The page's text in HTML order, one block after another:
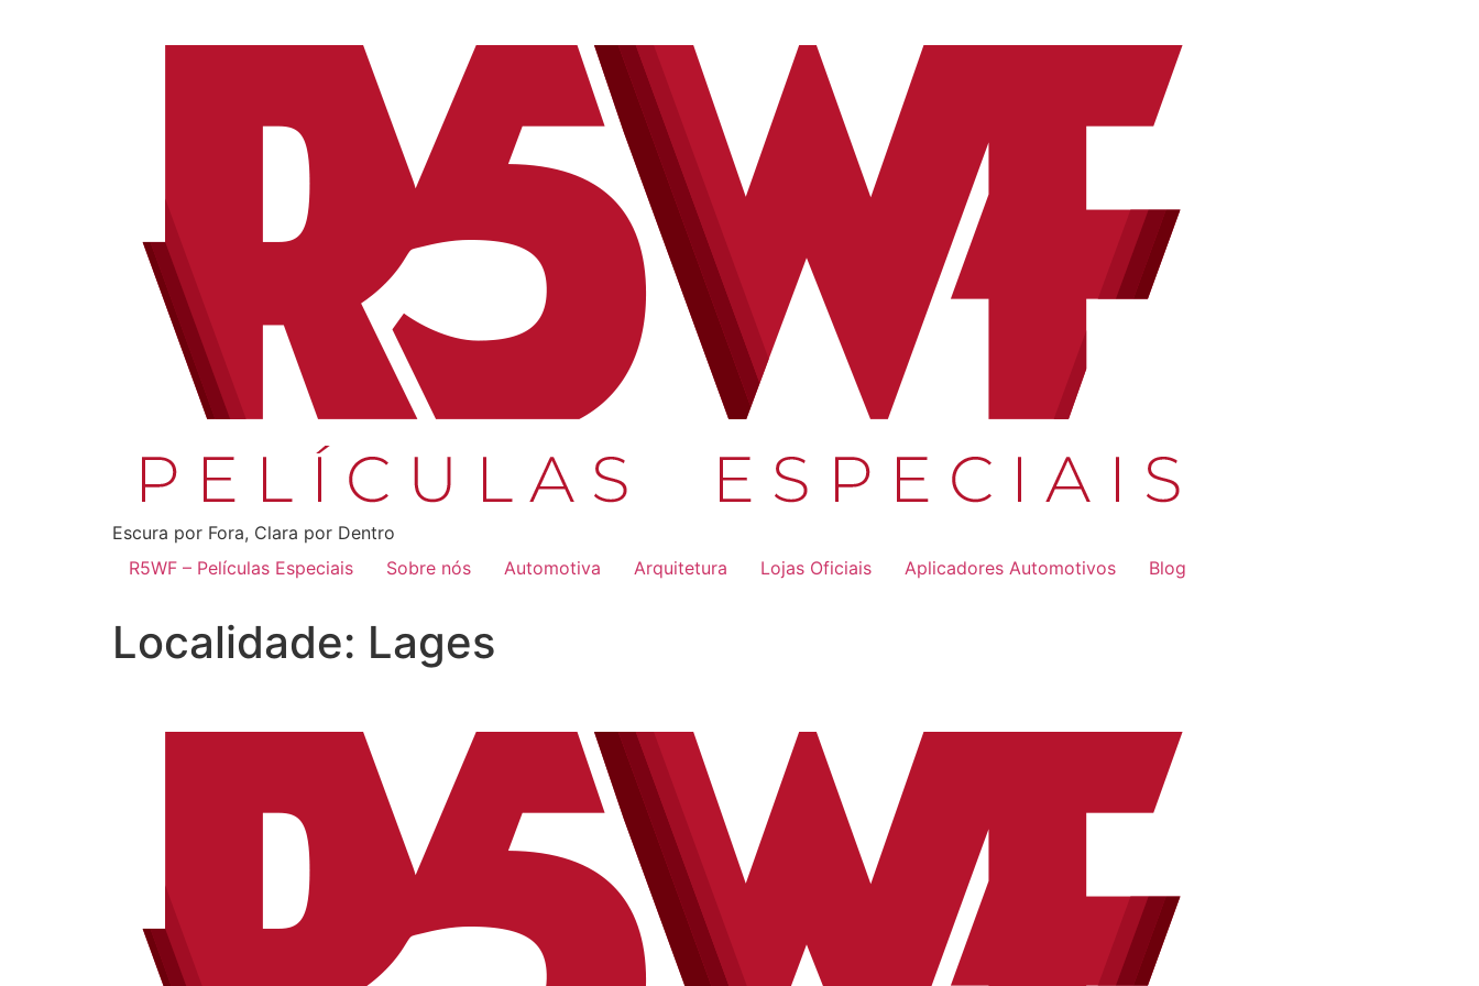
Escura por Fora, Clara por Dentro
R5WF – Películas Especiais
Sobre nós Automotiva Arquitetura Lojas Oficiais Aplicadores Automotivos Blog
Localidade: Lages